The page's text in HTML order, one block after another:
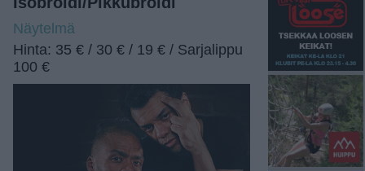
Näytelmä
Hinta: 35 € / 30 € / 19 € / Sarjalippu
100 €